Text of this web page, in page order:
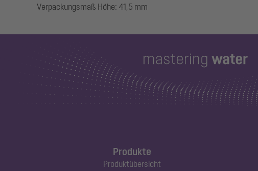
Produkte
Produktübersicht